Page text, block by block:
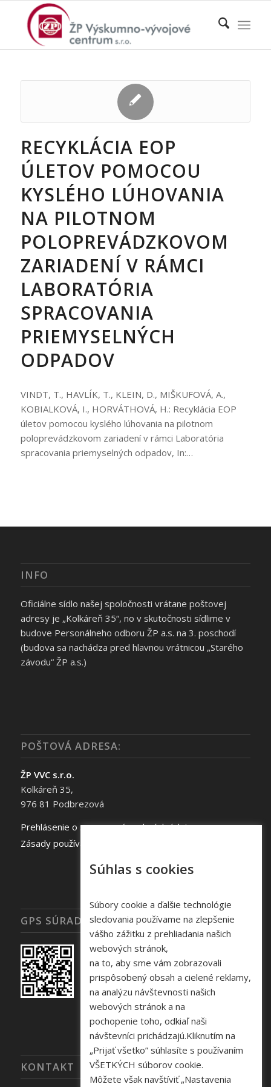
RECYKLÁCIA EOP
ÚLETOV POMOCOU
KYSLÉHO LÚHOVANIA
NA PILOTNOM
POLOPREVÁDZKOVOM
ZARIADENÍ V RÁMCI
LABORATÓRIA
SPRACOVANIA
PRIEMYSELNÝCH
ODPADOV
VINDT, T., HAVLÍK, T., KLEIN, D., MIŠKUFOVÁ, A.,
KOBIALKOVÁ, I., HORVÁTHOVÁ, H.: Recyklácia EOP
úletov pomocou kyslého lúhovania na pilotnom
poloprevádzkovom zariadení v rámci Laboratória
spracovania priemyselných odpadov, In:…
INFO
Oficiálne sídlo našej spoločnosti vrátane poštovej
adresy je „Kolkáreň 35“, no v skutočnosti sídlime v
budove Personálneho odboru ŽP a.s. na 3. poschodí
(budova sa nachádza pred hlavnou vrátnicou „Starého
závodu“ ŽP a.s.)
POŠTOVÁ ADRESA:
ŽP VVC s.r.o.
Kolkáreň 35,
976 81 Podbrezová
Prehlásenie o spracovaní osobných údajov
Zásady používania súborov cookie
GPS SÚRADNICE
KONTAKT
Súhlas s cookies
Súbory cookie a ďalšie technológie
sledovania používame na zlepšenie
vášho zážitku z prehliadania našich
webových stránok,
na to, aby sme vám zobrazovali
prispôsobený obsah a cielené reklamy,
na analýzu návštevnosti našich
webových stránok a na
pochopenie toho, odkiaľ naši
návštevníci prichádzajú.Kliknutím na
„Prijať všetko” súhlasíte s používaním
VŠETKÝCH súborov cookie.
Môžete však navštíviť „Nastavenia